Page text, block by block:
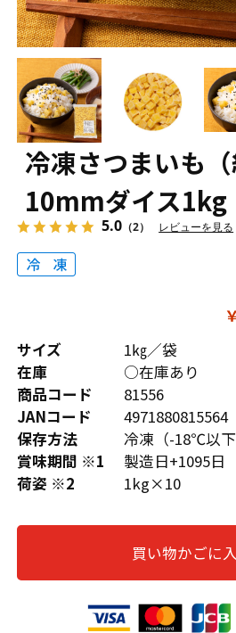
冷凍さつまいも（
10mmダイス1kg
5.0 （2） レビューを見る
￥
サイズ 1㎏／袋
商品コード 81556
在庫 ○在庫あり
JANコード
4971880815564
保存方法
冷凍（-18℃以
賞味期間 ※1
製造日+1095日
荷姿 ※2
1kg×10
買い物かごに